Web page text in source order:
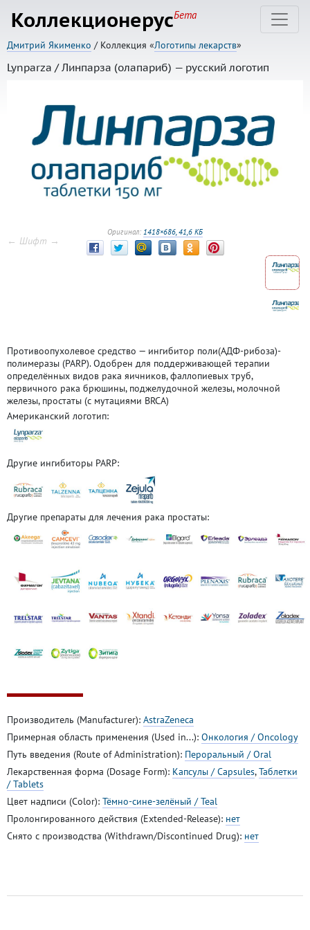
КоллекционерусБета
Дмитрий Якименко / Коллекция «Логотипы лекарств»
Lynparza / Линпарза (олапариб) — русский логотип
Оригинал: 1418×686, 41,6 КБ
← Шифт →
Противоопухолевое средство — ингибитор поли(АДФ-рибоза)-
полимеразы (PARP). Одобрен для поддерживающей терапии
определённых видов рака яичников, фаллопиевых труб,
первичного рака брюшины, поджелудочной железы, молочной
железы, простаты (с мутациями BRCA)
Американский логотип:
Другие ингибиторы PARP:
Другие препараты для лечения рака простаты:
Производитель (Manufacturer): AstraZeneca
Примерная область применения (Used in...): Онкология / Oncology
Путь введения (Route of Administration): Пероральный / Oral
Лекарственная форма (Dosage Form): Капсулы / Capsules,Таблетки
/ Tablets
Цвет надписи (Color): Тёмно-сине-зелёный / Teal
Пролонгированного действия (Extended-Release): нет
Снято с производства (Withdrawn/Discontinued Drug): нет